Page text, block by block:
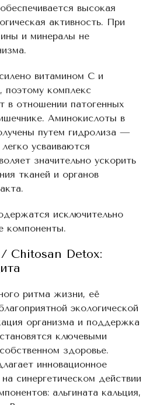
высокая
активность. При
и минералы не
витамином С и
поэтому комплекс
в отношении патогенных
Аминокислоты в
путем гидролиза —
усваиваются
значительно ускорить
тканей и органов
исключительно
компоненты.
Chitosan Detox:
ритма жизни, её
экологической
организма и поддержка
ключевыми
здоровье.
инновационное
синергетическом действии
альгината кальция,